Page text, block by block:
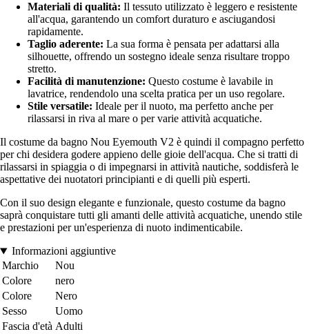
Materiali di qualità: Il tessuto utilizzato è leggero e resistente
all'acqua, garantendo un comfort duraturo e asciugandosi
rapidamente.
Taglio aderente: La sua forma è pensata per adattarsi alla
silhouette, offrendo un sostegno ideale senza risultare troppo
stretto.
Facilità di manutenzione: Questo costume è lavabile in
lavatrice, rendendolo una scelta pratica per un uso regolare.
Stile versatile: Ideale per il nuoto, ma perfetto anche per
rilassarsi in riva al mare o per varie attività acquatiche.
Il costume da bagno Nou Eyemouth V2 è quindi il compagno perfetto
per chi desidera godere appieno delle gioie dell'acqua. Che si tratti di
rilassarsi in spiaggia o di impegnarsi in attività nautiche, soddisferà le
aspettative dei nuotatori principianti e di quelli più esperti.
Con il suo design elegante e funzionale, questo costume da bagno
saprà conquistare tutti gli amanti delle attività acquatiche, unendo stile
e prestazioni per un'esperienza di nuoto indimenticabile.
Informazioni aggiuntive
Marchio
Nou
Colore
nero
Colore
Nero
Sesso
Uomo
Fascia d'età Adulti